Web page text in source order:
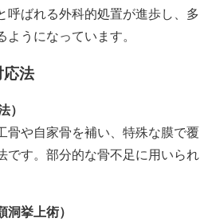
呼ばれる外科的処置が進歩し、多
うになっています。
法
）
骨や自家骨を補い、特殊な膜で覆
です。部分的な骨不足に用いられ
挙上術）